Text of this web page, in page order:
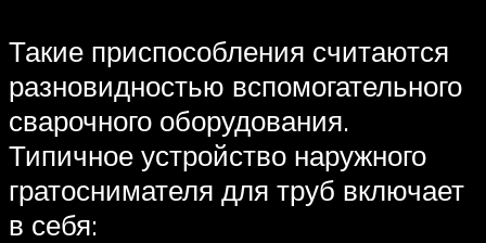
Такие приспособления считаются
разновидностью вспомогательного
сварочного оборудования.
Типичное устройство наружного
гратоснимателя для труб включает
в себя: